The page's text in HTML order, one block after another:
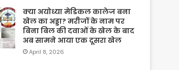
क्या अयोध्या मेडिकल कालेज बना
खेल का अड्डा? मरीजों के नाम पर
बिना बिल की दवाओं के खेल के बाद
अब सामने आया एक दूसरा खेल
April 8, 2026